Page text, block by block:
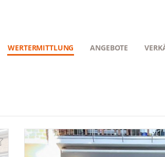
WERTERMITTLUNG ANGEBOTE